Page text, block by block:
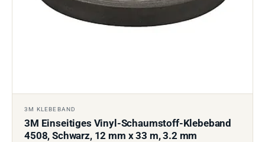
3M KLEBEBAND
3M Einseitiges Vinyl-Schaumstoff-Klebeband
4508, Schwarz, 12 mm x 33 m, 3.2 mm